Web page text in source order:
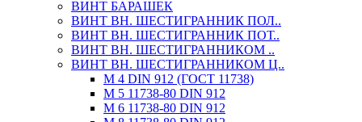
ВИНТ БАРАШЕК
ВИНТ ВН. ШЕСТИГРАННИК ПОЛ..
ВИНТ ВН. ШЕСТИГРАННИК ПОТ..
ВИНТ ВН. ШЕСТИГРАННИКОМ ..
ВИНТ ВН. ШЕСТИГРАННИКОМ Ц..
М 4 DIN 912 (ГОСТ 11738)
М 5 11738-80 DIN 912
М 6 11738-80 DIN 912